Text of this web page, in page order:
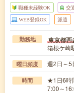
職種未経験OK 交
WEB登録OK 派遣
勤務地 東京都西
箱根ケ崎
曜日頻度 週2日～
時間
★1日6時
7:00～